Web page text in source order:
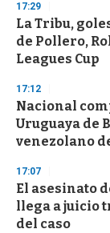
3
s
e
c
o
d
s
17:29
La Tribu,
de Pollero,
Leagues Cup
17:12
Nacional
Uruguaya de
venezolano
17:07
El asesinato
llega a juicio
del caso